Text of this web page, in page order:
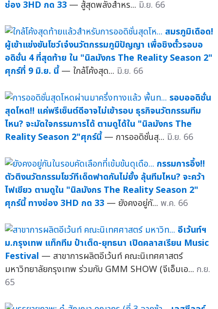
ช่อง 3HD กด 33 — สู้สุดพลังสำหร... มิ.ย. 66
สมรภูมิเดือด!
ผู้เข้าแข่งขันโชว์เจ๋งนวัตกรรมภูมิปัญญา เพื่อชิงตั๋วรอบอ
อดิชั่น 4 ที่สุดท้าย ใน "นิลมังกร The Reality Season 2"
ศุกร์ที่ 9 มิ.ย. นี้ — ใกล้โค้งสุด... มิ.ย. 66
รอบออดิชั่น
สุดโหด!! แค่พรีเซ็นต์ดีอาจไม่เข้ารอบ ธุรกิจนวัตกรรมทีม
ไหน? จะมัดใจกรรมการได้ ตามดูได้ใน "นิลมังกร The
Reality Season 2"ศุกร์นี้ — การออดิชั่นสุ... มิ.ย. 66
กรรมการอึ้ง!!
ตัวตึงนวัตกรรมโชว์ทีเด็ดฟาดกันไม่ยั้ง ลุ้นทีมไหน? จะคว้า
ไฟเขียว ตามดูใน "นิลมังกร The Reality Season 2"
ศุกร์นี้ ทางช่อง 3HD กด 33 — ยังคงอยู่กั... พ.ค. 66
อีเว้นท์ฯ
ม.กรุงเทพ แท็กทีม ป๋าเต็ด-ยุทธนา เปิดคลาสเรียน Music
Festival — สาขาการผลิตอีเว้นท์ คณะนิเทศศาสตร์
มหาวิทยาลัยกรุงเทพ ร่วมกับ GMM SHOW (จีเอ็มเอ... ก.ย.
65